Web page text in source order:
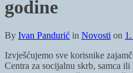
godine
By Ivan Pandurić in Novosti on
Izvješćujemo sve korisnike
Centra za socijalnu skrb, samca